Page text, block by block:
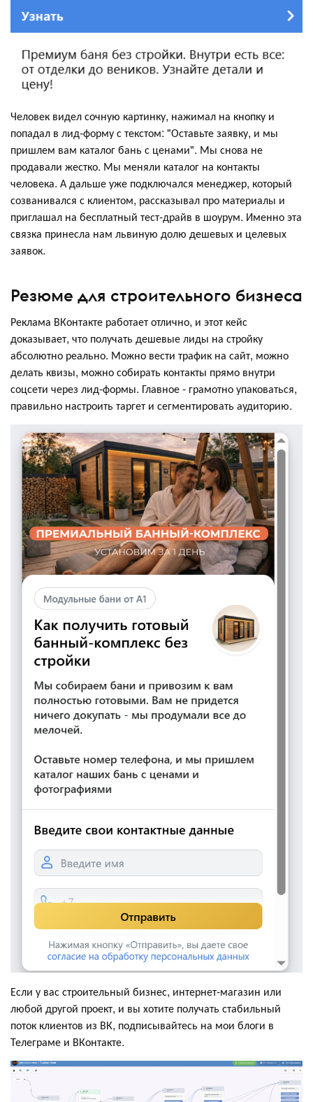
Человек видел сочную картинку, нажимал на кнопку и
попадал в лид-форму с текстом: "Оставьте заявку, и мы
пришлем вам каталог бань с ценами". Мы снова не
продавали жестко. Мы меняли каталог на контакты
человека. А дальше уже подключался менеджер, который
созванивался с клиентом, рассказывал про материалы и
приглашал на бесплатный тест-драйв в шоурум. Именно эта
связка принесла нам львиную долю дешевых и целевых
заявок.
Резюме для строительного бизнеса
Реклама ВКонтакте работает отлично, и этот кейс
доказывает, что получать дешевые лиды на стройку
абсолютно реально. Можно вести трафик на сайт, можно
делать квизы, можно собирать контакты прямо внутри
соцсети через лид-формы. Главное - грамотно упаковаться,
правильно настроить таргет и сегментировать аудиторию.
Если у вас строительный бизнес, интернет-магазин или
любой другой проект, и вы хотите получать стабильный
поток клиентов из ВК, подписывайтесь на мои блоги в
Телеграме и ВКонтакте.